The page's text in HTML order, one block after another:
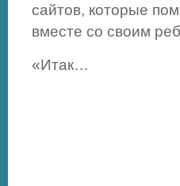
сайтов, которые
вместе со своим
«Итак…